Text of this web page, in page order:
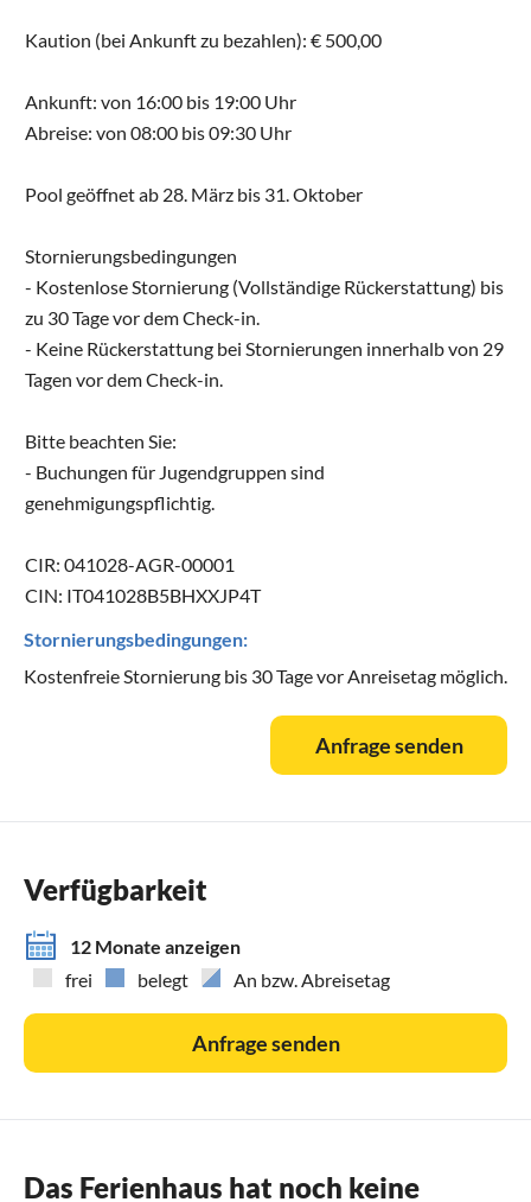
Kaution (bei Ankunft zu bezahlen): € 500,00
Ankunft: von 16:00 bis 19:00 Uhr
Abreise: von 08:00 bis 09:30 Uhr
Pool geöffnet ab 28. März bis 31. Oktober
Stornierungsbedingungen
- Kostenlose Stornierung (Vollständige Rückerstattung) bis
zu 30 Tage vor dem Check-in.
- Keine Rückerstattung bei Stornierungen innerhalb von 29
Tagen vor dem Check-in.
Bitte beachten Sie:
- Buchungen für Jugendgruppen sind
genehmigungspflichtig.
CIR: 041028-AGR-00001
CIN: IT041028B5BHXXJP4T
Stornierungsbedingungen:
Kostenfreie Stornierung bis 30 Tage vor Anreisetag möglich.
Anfrage senden
Verfügbarkeit
12 Monate anzeigen
frei
belegt An bzw. Abreisetag
Anfrage senden
Das Ferienhaus hat noch keine